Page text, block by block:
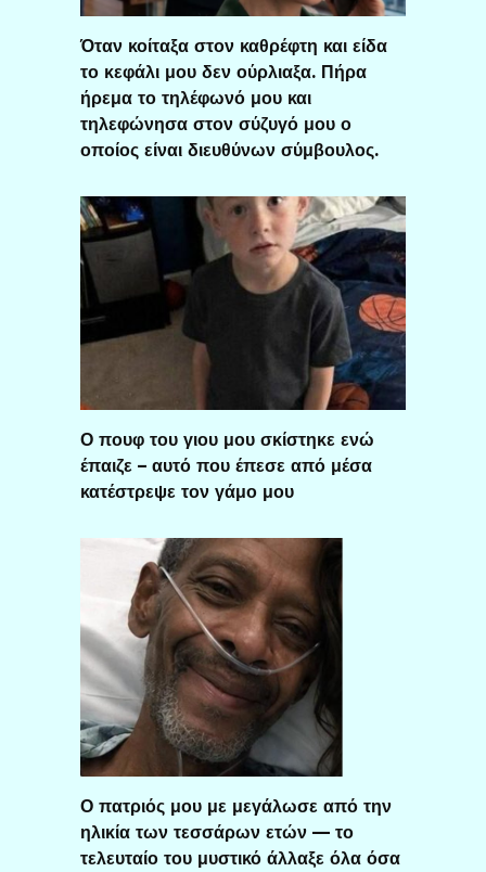
Όταν κοίταξα στον καθρέφτη και είδα
το κεφάλι μου δεν ούρλιαξα. Πήρα
ήρεμα το τηλέφωνό μου και
τηλεφώνησα στον σύζυγό μου ο
οποίος είναι διευθύνων σύμβουλος.
Ο πουφ του γιου μου σκίστηκε ενώ
έπαιζε – αυτό που έπεσε από μέσα
κατέστρεψε τον γάμο μου
Ο πατριός μου με μεγάλωσε από την
ηλικία των τεσσάρων ετών — το
τελευταίο του μυστικό άλλαξε όλα όσα